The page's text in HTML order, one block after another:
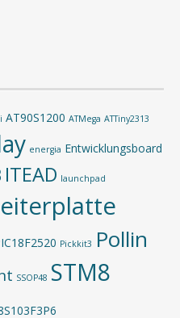
AT90S1200 ATMega ATTiny2313
energia Entwicklungsboard
ITEAD launchpad
Pickkit3 Pollin
SSOP48 STM8